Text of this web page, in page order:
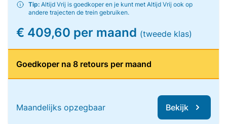
Tip: Altijd Vrij is goedkoper en je kunt met Altijd Vrij ook op
andere trajecten de trein gebruiken.
€ 409,60 per maand (tweede klas)
Goedkoper na 8 retours per maand
Maandelijks opzegbaar Bekijk